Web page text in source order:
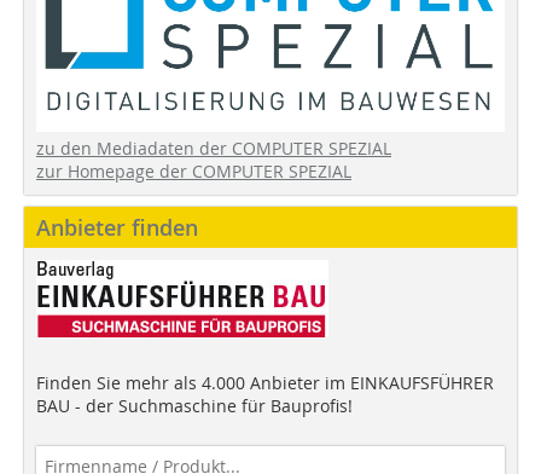
zu den Mediadaten der COMPUTER SPEZIAL
zur Homepage der COMPUTER SPEZIAL
Anbieter finden
Finden Sie mehr als 4.000 Anbieter im EINKAUFSFÜHRER
BAU - der Suchmaschine für Bauprofis!